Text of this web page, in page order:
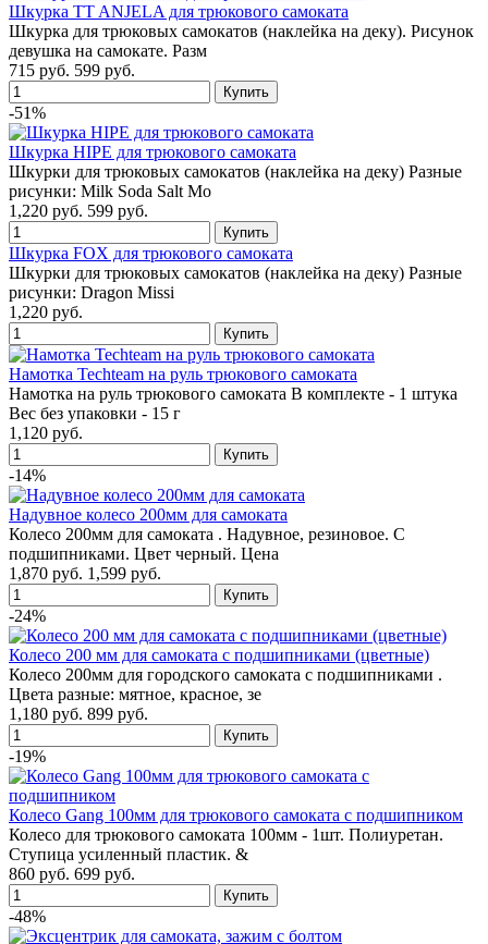
Шкурка TT ANJELA для трюкового самоката
Шкурка для трюковых самокатов (наклейка на деку). Рисунок
девушка на самокате. Разм
715 руб. 599 руб.
-51%
Шкурка HIPE для трюкового самоката
Шкурки для трюковых самокатов (наклейка на деку) Разные
рисунки: Milk Soda Salt Mo
1,220 руб. 599 руб.
Шкурка FOX для трюкового самоката
Шкурки для трюковых самокатов (наклейка на деку) Разные
рисунки: Dragon Missi
1,220 руб.
Намотка Techteam на руль трюкового самоката
Намотка на руль трюкового самоката В комплекте - 1 штука
Вес без упаковки - 15 г
1,120 руб.
-14%
Надувное колесо 200мм для самоката
Колесо 200мм для самоката . Надувное, резиновое. С
подшипниками. Цвет черный. Цена
1,870 руб. 1,599 руб.
-24%
Колесо 200 мм для самоката с подшипниками (цветные)
Колесо 200мм для городского самоката с подшипниками .
Цвета разные: мятное, красное, зе
1,180 руб. 899 руб.
-19%
Колесо Gang 100мм для трюкового самоката с подшипником
Колесо для трюкового самоката 100мм - 1шт. Полиуретан.
Ступица усиленный пластик. &
860 руб. 699 руб.
-48%